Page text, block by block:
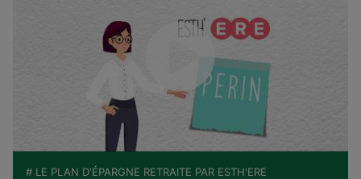
# LE PLAN D'ÉPARGNE RETRAITE PAR ESTH'ERE